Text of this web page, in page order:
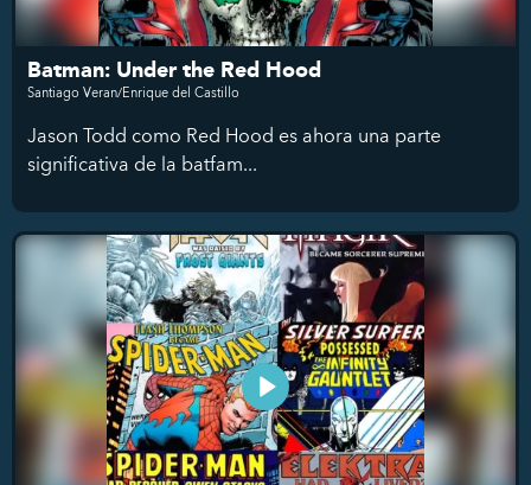
Batman: Under the Red Hood
Santiago Veran/Enrique del Castillo
Jason Todd como Red Hood es ahora una parte
significativa de la batfam...